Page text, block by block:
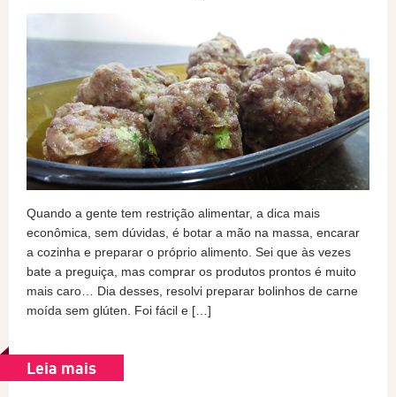
Quando a gente tem restrição alimentar, a dica mais
econômica, sem dúvidas, é botar a mão na massa, encarar
a cozinha e preparar o próprio alimento. Sei que às vezes
bate a preguiça, mas comprar os produtos prontos é muito
mais caro… Dia desses, resolvi preparar bolinhos de carne
moída sem glúten. Foi fácil e […]
Leia mais